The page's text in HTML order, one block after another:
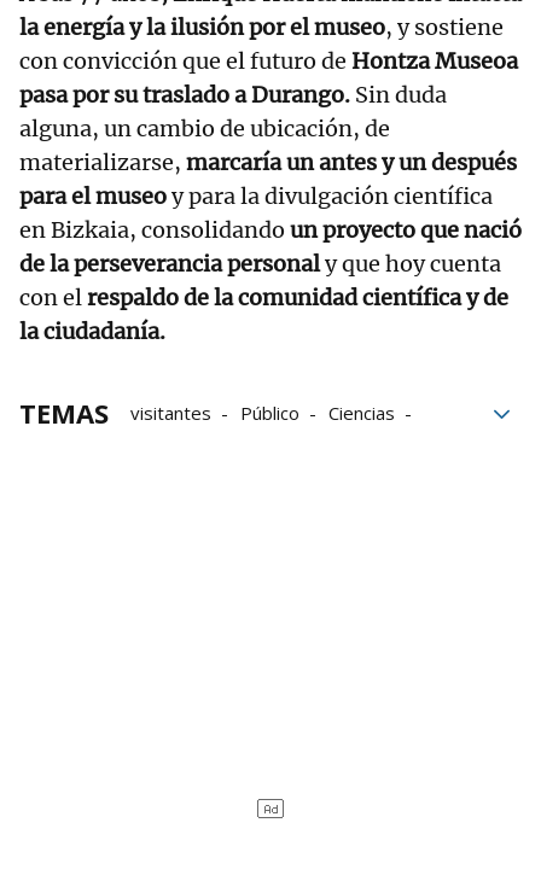
la energía y la ilusión por el museo, y sostiene
con convicción que el futuro de Hontza Museoa
pasa por su traslado a Durango. Sin duda
alguna, un cambio de ubicación, de
materializarse, marcaría un antes y un después
para el museoy para la divulgación científica
en Bizkaia, consolidando un proyecto que nació
de la perseverancia personaly que hoy cuenta
con elrespaldo de la comunidad científica y de
la ciudadanía.
TEMAS visitantes Público
Ciencias